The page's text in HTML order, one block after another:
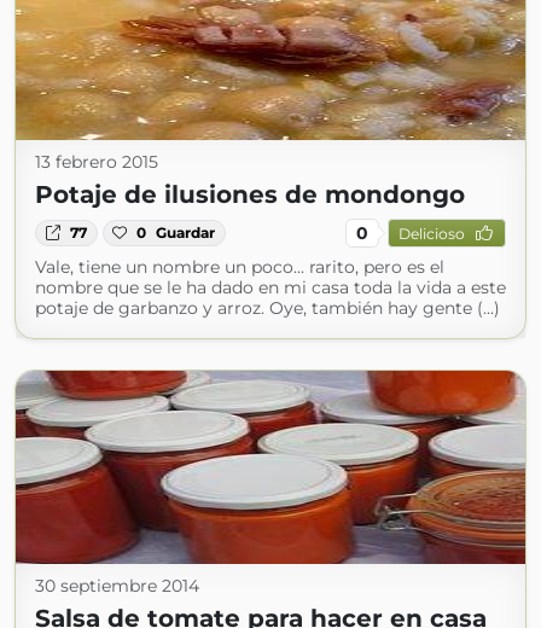
13 febrero 2015
Potaje de ilusiones de mondongo
77 0 Guardar 0 Delicioso
Vale, tiene un nombre un poco... rarito, pero es el
nombre que se le ha dado en mi casa toda la vida a este
potaje de garbanzo y arroz. Oye, también hay gente (...)
30 septiembre 2014
Salsa de tomate para hacer en casa